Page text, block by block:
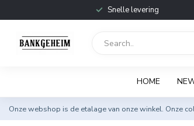
Snelle levering
HOME
Onze webshop is de etalage van onze winkel. Onze